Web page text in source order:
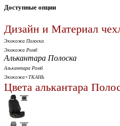
Доступные опции
Дизайн и Материал
Экокожа Полоска
Экокожа Ромб
Алькантара Полоска
Алькантара Ромб
Экокожа+ТКАНЬ
Цвета алькантара